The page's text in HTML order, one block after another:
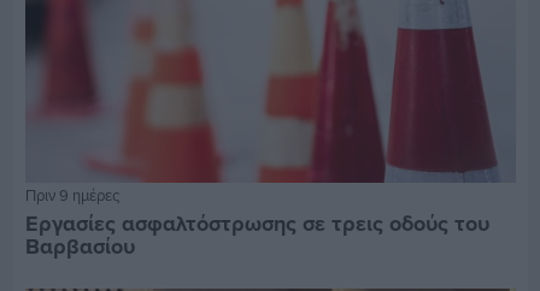
Πριν 9 ημέρες
Εργασίες ασφαλτόστρωσης σε τρεις οδούς του
Βαρβασίου